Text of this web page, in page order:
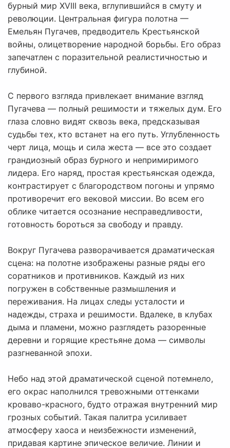
бурный мир XVIII века, вглупившийся в смуту и
революции. Центральная фигура полотна —
Емельян Пугачев, предводитель Крестьянской
войны, олицетворение народной борьбы. Его образ
запечатлен с поразительной реалистичностью и
глубиной.
С первого взгляда привлекает внимание взгляд
Пугачева — полный решимости и тяжелых дум. Его
глаза словно видят сквозь века, предсказывая
судьбы тех, кто встанет на его путь. Углубленность
черт лица, мощь и сила жеста — все это создает
грандиозный образ бурного и непримиримого
лидера. Его наряд, простая крестьянская одежда,
контрастирует с благородством погоны и упрямо
противоречит его вековой миссии. Во всем его
облике читается осознание несправедливости,
готовность бороться за свободу и правду.
Вокруг Пугачева разворачивается драматическая
сцена: на полотне изображены разные ряды его
соратников и противников. Каждый из них
погружен в собственные размышления и
переживания. На лицах следы усталости и
надежды, страха и решимости. Вдалеке, в клубах
дыма и пламени, можно разглядеть разоренные
деревни и горящие крестьяне дома — символы
разгневанной эпохи.
Небо над этой драматической сценой потемнело,
его окрас наполнился тревожными оттенками
кроваво-красного, будто отражая внутренний мир
грозных событий. Такая палитра усиливает
атмосферу хаоса и неизбежности изменений,
придавая картине эпическое величие. Линии и